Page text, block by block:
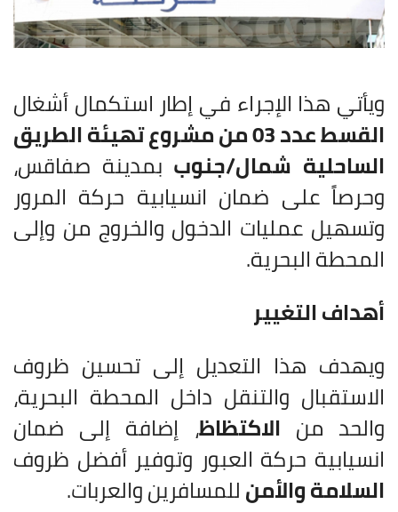
ويأتي هذا الإجراء في إطار استكمال أشغال
القسط عدد 03 من مشروع تهيئة الطريق
الساحلية شمال/جنوب بمدينة صفاقس،
وحرصاً على ضمان انسيابية حركة المرور
وتسهيل عمليات الدخول والخروج من وإلى
المحطة البحرية.
أهداف التغيير
ويهدف هذا التعديل إلى تحسين ظروف
الاستقبال والتنقل داخل المحطة البحرية،
والحد من الاكتظاظ، إضافة إلى ضمان
انسيابية حركة العبور وتوفير أفضل ظروف
السلامة والأمنللمسافرين والعربات.